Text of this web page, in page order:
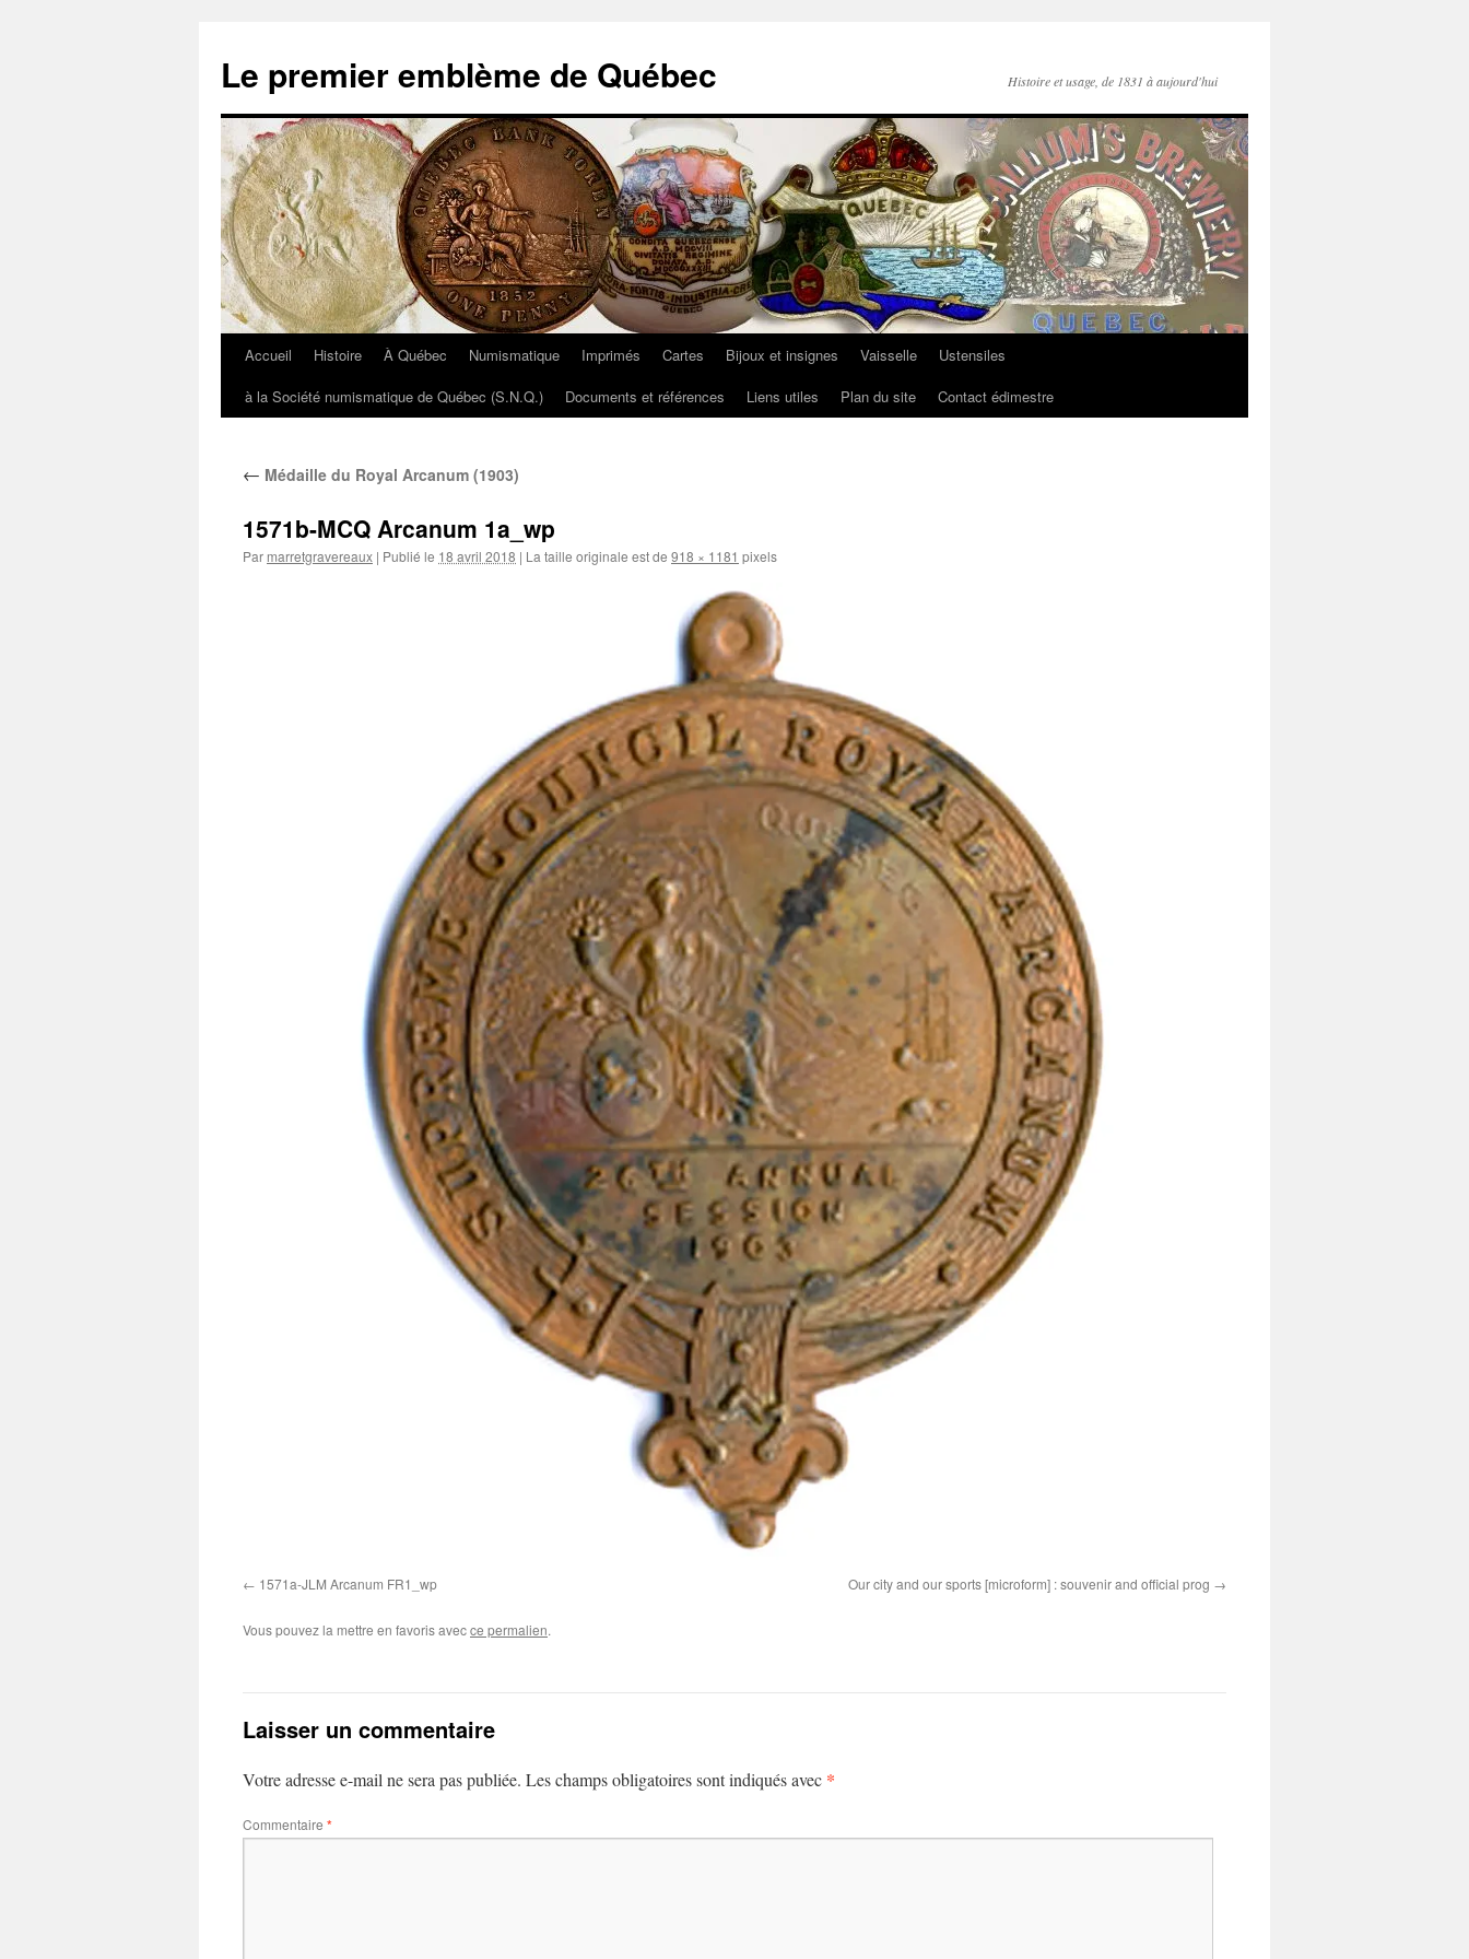
contenu
Le premier emblème de Québec Histoire et usage, de 1831 à aujourd'hui
Accueil Histoire À Québec Numismatique Imprimés Cartes Bijoux et insignes Vaisselle
Ustensiles
à la Société numismatique de Québec (S.N.Q.)
Documents et références Liens utiles Plan du site Contact édimestre
← Médaille du Royal Arcanum (1903)
1571b-MCQ Arcanum 1a_wp
Par marretgravereaux | Publié le 18 avril 2018 | La taille originale est de 918 × 1181 pixels
1571a-JLM Arcanum FR1_wp Our city and our sports [microform] : souvenir and official prog
Vous pouvez la mettre en favoris avecce permalien.
Laisser un commentaire
Votre adresse e-mail ne sera pas publiée. Les champs obligatoires sont indiqués avec *
Commentaire *